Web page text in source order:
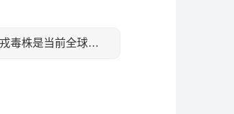
下一篇: 七国集团：奥密克戎毒株是当前全球公共卫生“最大威胁”